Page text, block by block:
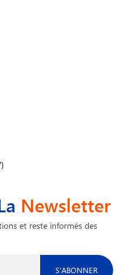
Newsletter
et reste informés des
S'ABONNER